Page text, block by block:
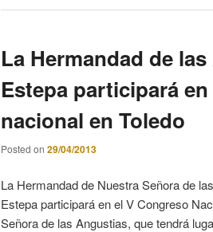
La Hermandad de
Estepa participará
nacional en Toledo
Posted on 29/04/2013
La Hermandad de Nuestra Señora de
Estepa participará en el V Congreso
Señora de las Angustias, que tendrá